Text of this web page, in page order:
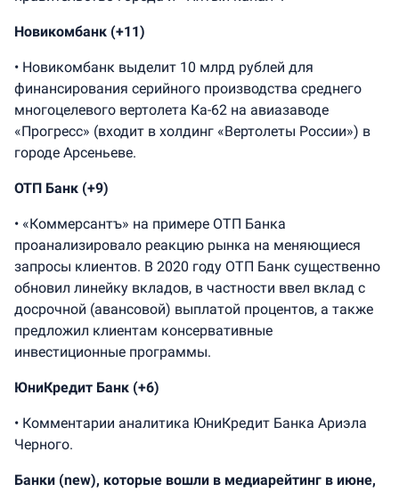
Новикомбанк (+11)
• Новикомбанк выделит 10 млрд рублей для
финансирования серийного производства среднего
многоцелевого вертолета Ка-62 на авиазаводе
«Прогресс» (входит в холдинг «Вертолеты России») в
городе Арсеньеве.
ОТП Банк (+9)
• «Коммерсантъ» на примере ОТП Банка
проанализировало реакцию рынка на меняющиеся
запросы клиентов. В 2020 году ОТП Банк существенно
обновил линейку вкладов, в частности ввел вклад с
досрочной (авансовой) выплатой процентов, а также
предложил клиентам консервативные
инвестиционные программы.
ЮниКредит Банк (+6)
• Комментарии аналитика ЮниКредит Банка Ариэла
Черного.
Банки (new), которые вошли в медиарейтинг в июне,